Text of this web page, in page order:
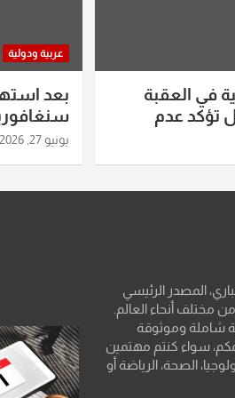
في العقبة
تؤكد عدم
عربية ودولية
بعد
ومواقع
يونيو 27, 2026
المصدر الرئيسي
مختلف أنحاء العالم.
شاملة وموثوقة
سواء كنتم مهتمين
الصحة، الرياضة أو